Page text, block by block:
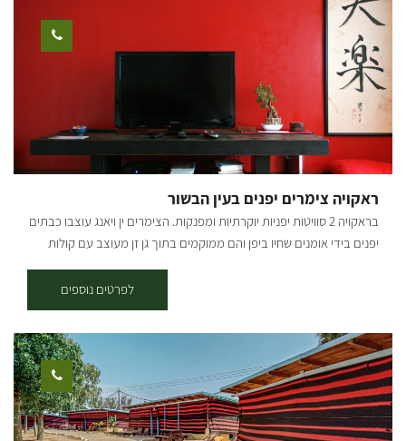
גדול במיוחד, מטבח מאובזר עם כלים לבישול, מיקרוגל וכירה חשמלית.
לשומרי שבת פלטה ומיחם. מחוץ לבקתה: יציאה למרפסת מקורה גינה
יפיפייה ומטופחת עם מגוון צמחי תבלין לקטיף עצמי, ערסלים ופינת מנגל.
בחצר הצימרים בריכת דגי נוי גדולה מתחת לגשרון ציורי. ארוחת בוקר
עשירה מוגשת תמורת תשלום בחוות הקרובות. בקיץ בריכת שחייה של
המושב ללא תשלום. לא ניתן להביא בעלי חיים.
ראקויה צימרים יפנים בעין הבשור
בראקויה 2 סוויטות יפניות יוקרתיות ומפנקות. הצימרים ין ויאנג עוצבו כבתים
יפנים בידי אומנים שחיו ביפן והם ממוקמים בתוך גן זן מעוצב עם קולות
מפלט מרעש העיר או סתם רוצים להתפנק, פה תוכלו למצוא המון שקט יופי
ואנרגיות... בצימר-ג'קוזי בחדר אמבטיה מעוצב, ריהוט בסגנון יפני, מטבח
מאובזר, מכונת אספרסו, עוגיות הבית, נרות, טלוויזיה בכבלים וחיבור
לאינטרנט. להשלמת החוויה עיסויים מפנקים וסדנאות שונות: הכנת סושי,
חשיפה לטאיי צ'י ומפגש להעשרה זוגית – מינית. הצימרים מיועדים לזוגות.
גלריית תמונות: [gallery link="none"
ids="15935,15939,15947,15949,15951,15937,15930,15943,15928"]
לפרטים נוספים